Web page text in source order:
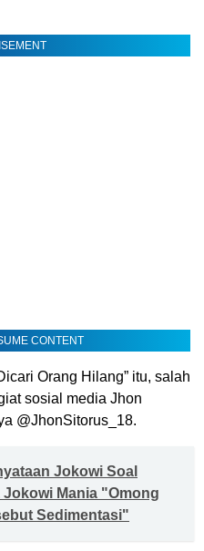
CONTENT
Orang Hilang” itu, salah
sosial media Jhon
@JhonSitorus_18.
Jokowi Soal
Mania "Omong
Sedimentasi"